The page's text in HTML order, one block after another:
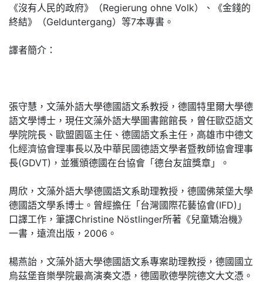
《沒有人民的政府》（Regierung ohne Volk）、《金錢的
終結》（Gelduntergang）等7本專書。
譯者簡介：
張守慧，文藻外語大學德國語文系教授，德國特里爾大學德
語文學博士，現任文藻外語大學圖書館館長，曾任歐亞語文
學院院長、歐盟園區主任、德國語文系主任，高雄市中德文
化經濟協會理事長以及中華民國德語文學者暨教師協會理事
長(GDVT)，並獲頒德國在台協會「德台友誼獎章」。
周欣，文藻外語大學德國語文系助理教授，德國佛萊堡大學
德國語文學系博士。曾經擔任「台灣國際花藝協會(IFD)」
口譯工作，筆譯Christine Nöstlinger所著《兒童矯治機》
一書，遠流出版，2006。
楊燕詒，文藻外語大學德國語文系專案助理教授，德國國立
烏茲堡音樂學院最高演奏文憑，德國歌德學院德文大文憑。